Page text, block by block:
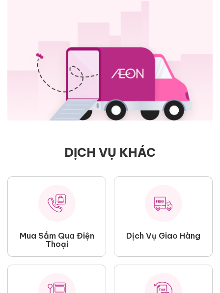
DỊCH VỤ KHÁC
Mua Sắm Qua Điện
Thoại
Dịch Vụ Giao Hàng